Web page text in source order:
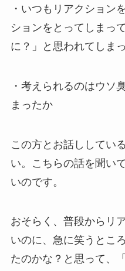
・いつもリアクション
ションをとってしまっ
に？」と思われてしま
・考えられるのはウソ
まったか
この方とお話ししてい
い。こちらの話を聞い
いのです。
おそらく、普段からリ
いのに、急に笑うとこ
たのかな？と思って、